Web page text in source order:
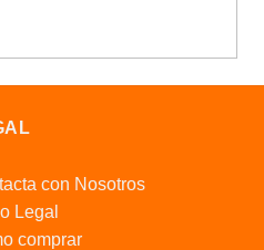
con Nosotros
Legal
comprar